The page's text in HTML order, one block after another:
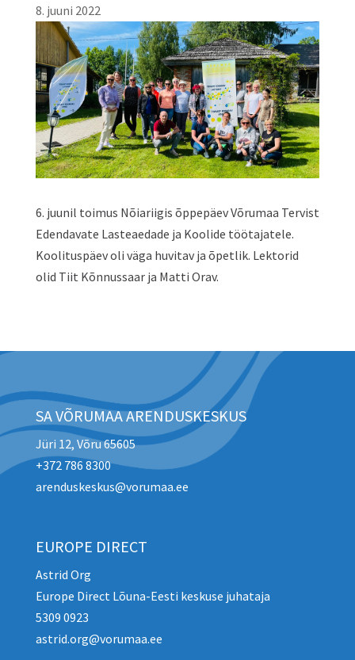
8. juuni 2022
6. juunil toimus Nõiariigis õppepäev Võrumaa Tervist
Edendavate Lasteaedade ja Koolide töötajatele.
Koolituspäev oli väga huvitav ja õpetlik. Lektorid
olid Tiit Kõnnussaar ja Matti Orav.
SA VÕRUMAA ARENDUSKESKUS
Jüri 12, Võru 65605
+372 786 8300
arenduskeskus@vorumaa.ee
EUROPE DIRECT
Astrid Org
Europe Direct Lõuna-Eesti keskuse juhataja
5309 0923
astrid.org@vorumaa.ee